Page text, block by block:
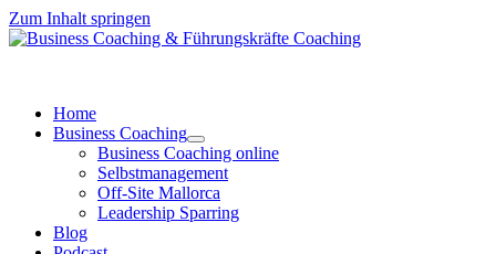
Zum Inhalt springen
Home
Business Coaching
Business Coaching online
Selbstmanagement
Off-Site Mallorca
Leadership Sparring
Blog